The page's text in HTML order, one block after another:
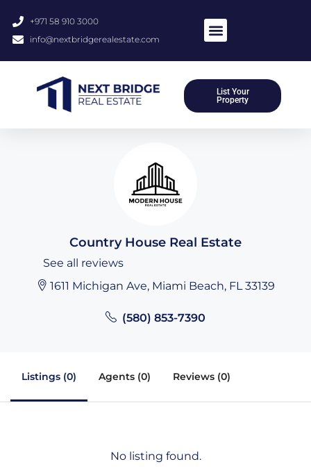
+971 58 910 3000
info@nextbridgerealestate.com
List Your
Property
Country House Real Estate
See all reviews
1611 Michigan Ave, Miami Beach, FL 33139
(580) 853-7390
Listings (0) Agents (0) Reviews (0)
No listing found.